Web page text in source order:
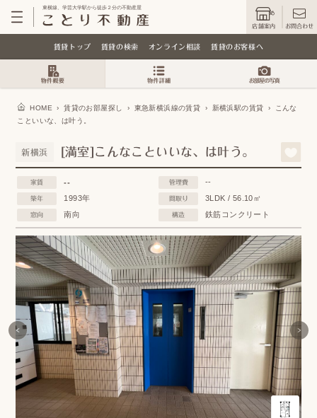
東横線、学芸大学駅から徒歩２分の不動産屋
店舗案内 お問合わせ
賃貸トップ 賃貸の検索 オンライン相談 賃貸のお客様へ
HOME › 賃貸のお部屋探し › 東急新横浜線の賃貸 › 新横浜駅の賃貸 ›
こんな
こといいな、は叶う。
新横浜 [満室]こんなこといいな、は叶う。
家賃 -- 管理費 --
築年 1993年 間取り 3LDK / 56.10㎡
窓向 南向 構造 鉄筋コンクリート